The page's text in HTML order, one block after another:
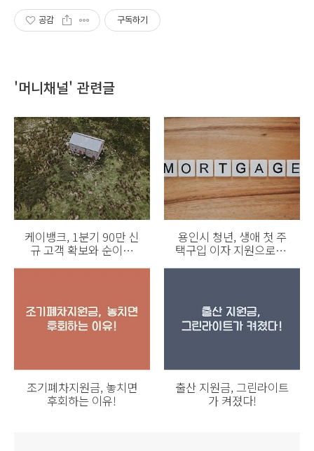
공감 구독하기
'머니채널' 관련글
케이뱅크, 1분기 90만 신
규 고객 확보와 순이익
161억원 달성
용인시 청년, 생애 첫 주
택구입 이자 지원으로 경
제적 부담 덜다
조기폐차지원금, 놓치면
후회하는 이유!
출산 지원금, 그린라이트
가 켜졌다!